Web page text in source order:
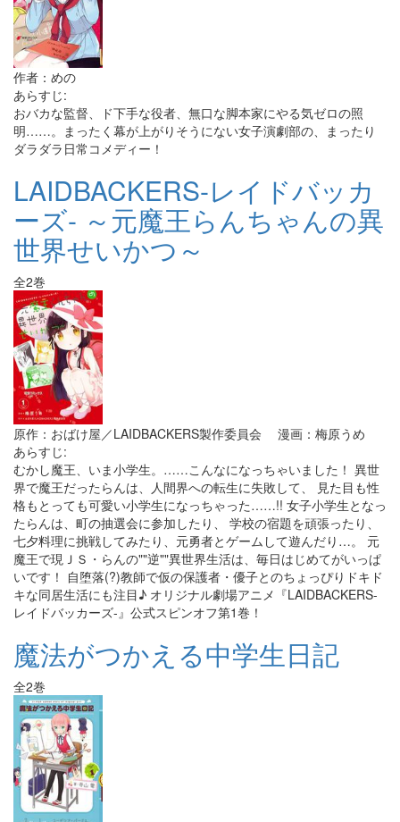
作者：めの
あらすじ:
おバカな監督、ド下手な役者、無口な脚本家にやる気ゼロの照
明……。まったく幕が上がりそうにない女子演劇部の、まったり
ダラダラ日常コメディー！
LAIDBACKERS-レイドバッカ
ーズ- ～元魔王らんちゃんの異
世界せいかつ～
全2巻
原作：おばけ屋／LAIDBACKERS製作委員会 漫画：梅原うめ
あらすじ:
むかし魔王、いま小学生。……こんなになっちゃいました！ 異世
界で魔王だったらんは、人間界への転生に失敗して、 見た目も性
格もとっても可愛い小学生になっちゃった……!! 女子小学生となっ
たらんは、町の抽選会に参加したり、 学校の宿題を頑張ったり、
七夕料理に挑戦してみたり、元勇者とゲームして遊んだり…。 元
魔王で現ＪＳ・らんの""逆""異世界生活は、毎日はじめてがいっぱ
いです！ 自堕落(?)教師で仮の保護者・優子とのちょっぴりドキド
キな同居生活にも注目♪ オリジナル劇場アニメ『LAIDBACKERS-
レイドバッカーズ-』公式スピンオフ第1巻！
魔法がつかえる中学生日記
全2巻